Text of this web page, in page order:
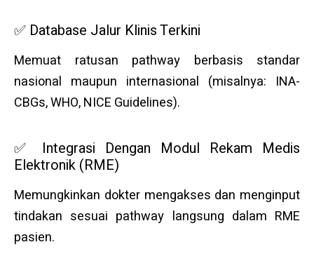
✅ Database Jalur Klinis Terkini
Memuat ratusan pathway berbasis standar
nasional maupun internasional (misalnya: INA-
CBGs, WHO, NICE Guidelines).
✅ Integrasi Dengan Modul Rekam Medis
Elektronik (RME)
Memungkinkan dokter mengakses dan menginput
tindakan sesuai pathway langsung dalam RME
pasien.